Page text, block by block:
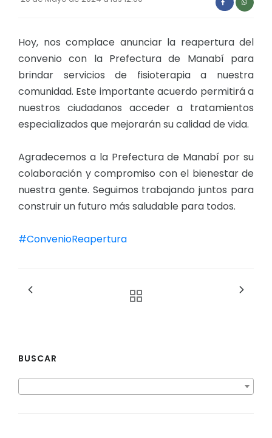
Hoy, nos complace anunciar la reapertura del
convenio con la Prefectura de Manabí para
brindar servicios de fisioterapia a nuestra
comunidad. Este importante acuerdo permitirá a
nuestros ciudadanos acceder a tratamientos
especializados que mejorarán su calidad de vida.
Agradecemos a la Prefectura de Manabí por su
colaboración y compromiso con el bienestar de
nuestra gente. Seguimos trabajando juntos para
construir un futuro más saludable para todos.
#ConvenioReapertura
BUSCAR